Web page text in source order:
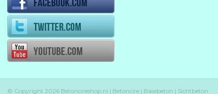
© Copyright 2026 Betoncireshop.nl | Betoncire | Basebeton | Sichtbeton